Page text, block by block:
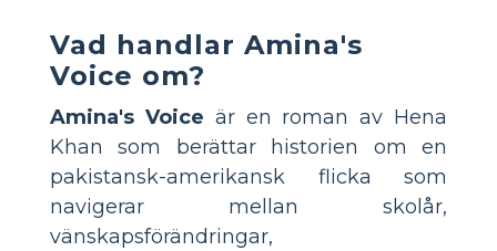
Vad handlar Amina's
Voice om?
Amina's Voice är en roman av Hena
Khan som berättar historien om en
pakistansk-amerikansk flicka som
navigerar mellan skolår,
vänskapsförändringar,